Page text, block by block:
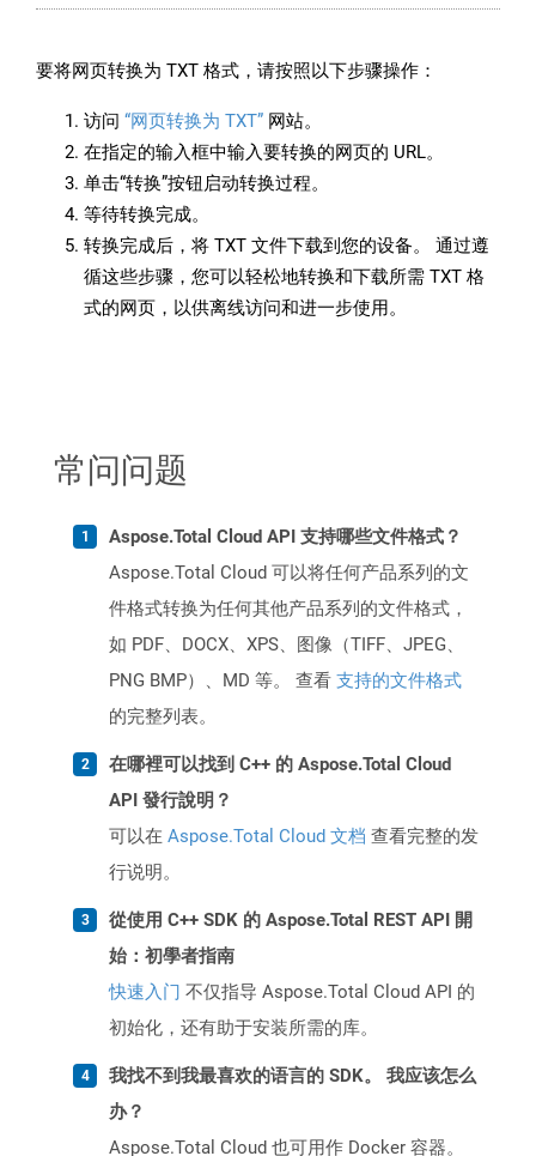
要将网页转换为 TXT 格式，请按照以下步骤操作：
访问 “网页转换为 TXT” 网站。
在指定的输入框中输入要转换的网页的 URL。
单击“转换”按钮启动转换过程。
等待转换完成。
转换完成后，将 TXT 文件下载到您的设备。 通过遵
循这些步骤，您可以轻松地转换和下载所需 TXT 格
式的网页，以供离线访问和进一步使用。
常问问题
Aspose.Total Cloud API 支持哪些文件格式？
Aspose.Total Cloud 可以将任何产品系列的文
件格式转换为任何其他产品系列的文件格式，
如 PDF、DOCX、XPS、图像（TIFF、JPEG、
PNG BMP）、MD 等。 查看 支持的文件格式
的完整列表。
在哪裡可以找到 C++ 的 Aspose.Total Cloud
API 發行說明？
可以在 Aspose.Total Cloud 文档 查看完整的发
行说明。
從使用 C++ SDK 的 Aspose.Total REST API 開
始：初學者指南
快速入门 不仅指导 Aspose.Total Cloud API 的
初始化，还有助于安装所需的库。
我找不到我最喜欢的语言的 SDK。 我应该怎么
办？
Aspose.Total Cloud 也可用作 Docker 容器。